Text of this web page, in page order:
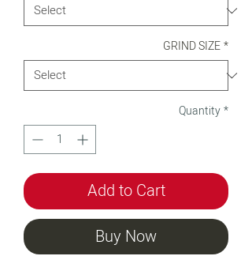
GRIND SIZE*
Quantity*
Add to Cart
Buy Now